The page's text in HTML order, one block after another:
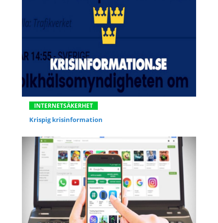
INTERNETSÄKERHET
Krispig krisinformation